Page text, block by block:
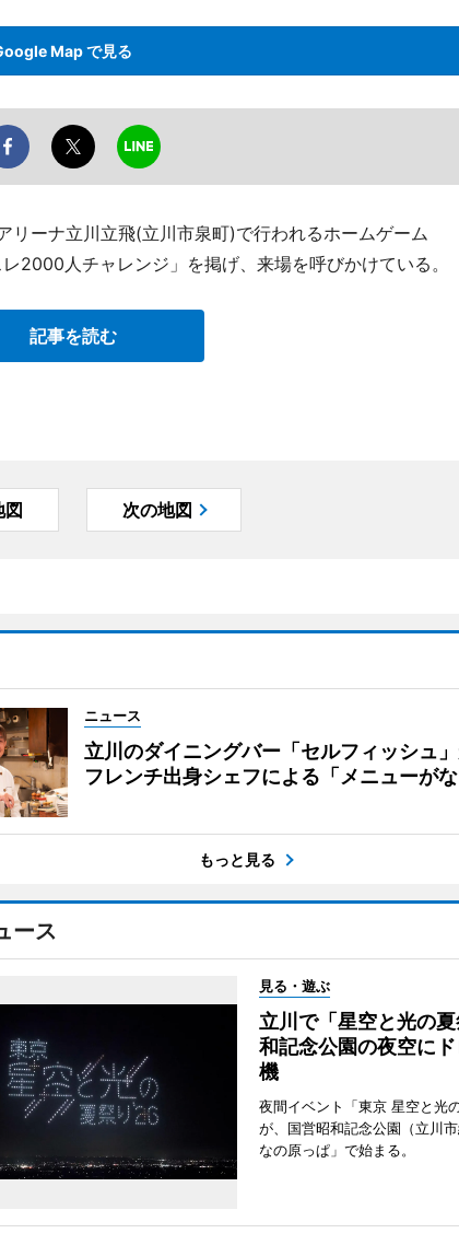
Map で見る
リーナ立川立飛(立川市泉町)で行われるホームゲーム
2000人チャレンジ」を掲げ、来場を呼びかけている。
記事を読む
図 次の地図
ニュース
立川のダイニングバー「セルフィッシュ
フレンチ出身シェフによる「メニューがな
もっと見る
ース
見る・遊ぶ
立川で「星空と光の
和記念公園の夜空に
機
夜間イベント「東京 星空と光
が、国営昭和記念公園（立川
なの原っぱ」で始まる。